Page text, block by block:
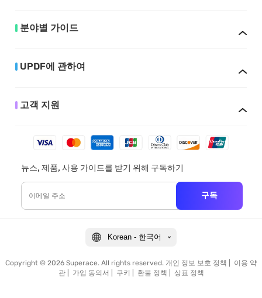
분야별 가이드
UPDF에 관하여
고객 지원
뉴스, 제품, 사용 가이드를 받기 위해 구독하기
구독
Korean - 한국어
Copyright © 2026 Superace. All rights reserved. 개인 정보 보호 정책
이용 약
관| 가입 동의서 쿠키 환불 정책 상표 정책